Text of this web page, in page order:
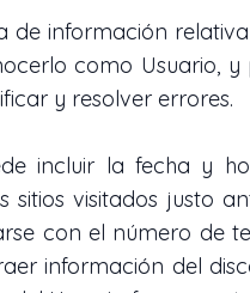
información
como Usuario,
y resolver errores.
incluir la fecha y
visitados justo
con el número de
información del